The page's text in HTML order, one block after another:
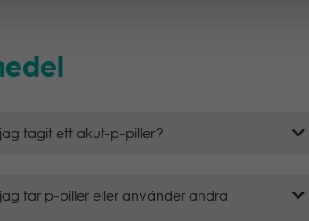
tagit ett akut-p-piller?
tar p-piller eller använder andra